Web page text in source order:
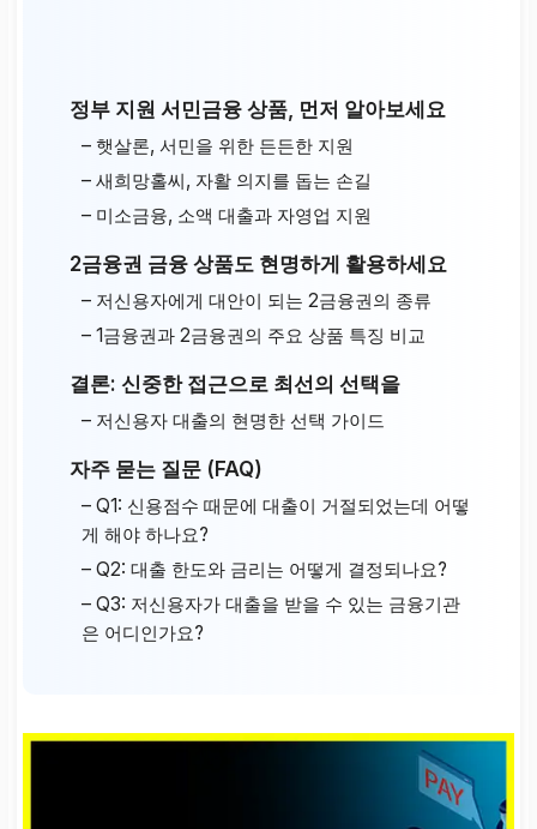
정부 지원 서민금융 상품, 먼저 알아보세요
– 햇살론, 서민을 위한 든든한 지원
– 새희망홀씨, 자활 의지를 돕는 손길
– 미소금융, 소액 대출과 자영업 지원
2금융권 금융 상품도 현명하게 활용하세요
– 저신용자에게 대안이 되는 2금융권의 종류
– 1금융권과 2금융권의 주요 상품 특징 비교
결론: 신중한 접근으로 최선의 선택을
– 저신용자 대출의 현명한 선택 가이드
자주 묻는 질문 (FAQ)
– Q1: 신용점수 때문에 대출이 거절되었는데 어떻
게 해야 하나요?
– Q2: 대출 한도와 금리는 어떻게 결정되나요?
– Q3: 저신용자가 대출을 받을 수 있는 금융기관
은 어디인가요?